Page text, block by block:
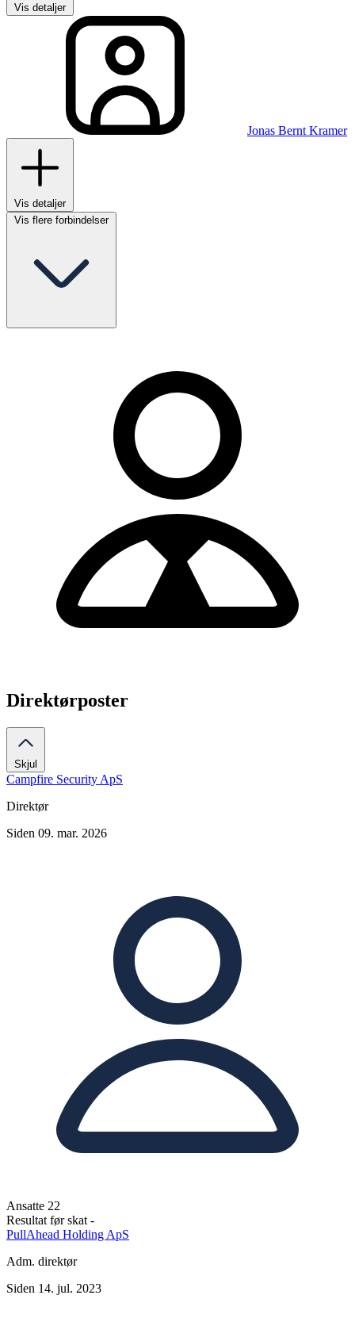
Vis detaljer
Jonas Bernt Kramer
Vis detaljer
Vis flere forbindelser
Direktørposter
Skjul
Campfire Security ApS
Direktør
Siden 09. mar. 2026
Ansatte 22
Resultat før skat -
PullAhead Holding ApS
Adm. direktør
Siden 14. jul. 2023